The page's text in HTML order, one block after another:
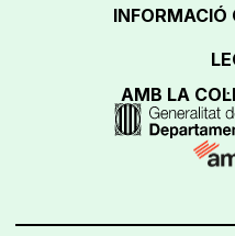
INFORMACIÓ
AMB LA